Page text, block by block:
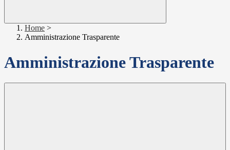
Home >
Amministrazione Trasparente
Amministrazione Trasparente